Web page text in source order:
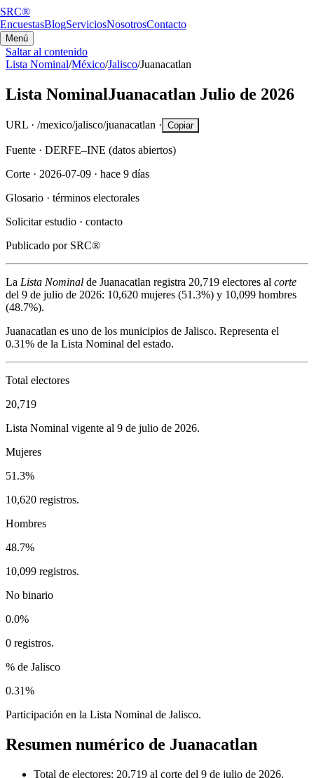
SRC®
EncuestasBlogServiciosNosotrosContacto
Menú
Saltar al contenido
Lista Nominal/México/Jalisco/Juanacatlan
Lista NominalJuanacatlan Julio de 2026
URL · /mexico/jalisco/juanacatlan · Copiar
Fuente · DERFE–INE (datos abiertos)
Corte · 2026-07-09 · hace 9 días
Glosario · términos electorales
Solicitar estudio · contacto
Publicado por SRC®
La Lista Nominal de Juanacatlan registra 20,719 electores al corte
del 9 de julio de 2026: 10,620 mujeres (51.3%) y 10,099 hombres
(48.7%).
Juanacatlan es uno de los municipios de Jalisco. Representa el
0.31% de la Lista Nominal del estado.
Total electores
20,719
Lista Nominal vigente al 9 de julio de 2026.
Mujeres
51.3%
10,620 registros.
Hombres
48.7%
10,099 registros.
No binario
0.0%
0 registros.
% de Jalisco
0.31%
Participación en la Lista Nominal de Jalisco.
Resumen numérico de Juanacatlan
Total de electores: 20,719 al corte del 9 de julio de 2026.